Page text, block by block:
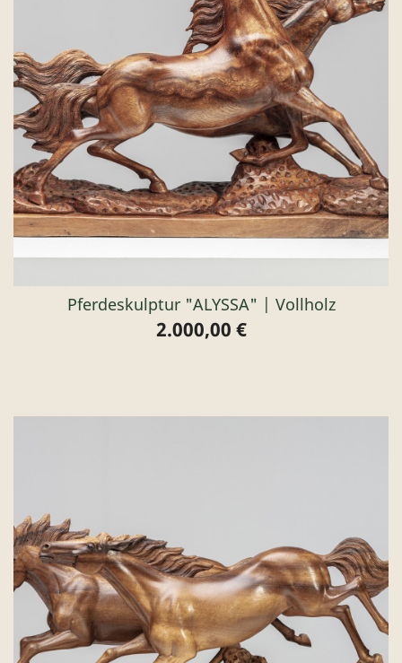
Pferdeskulptur "ALYSSA" | Vollholz
Preis
2.000,00 €